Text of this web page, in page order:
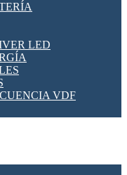
LED
VDF